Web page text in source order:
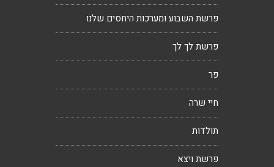
פרשת השבוע ומערכות היחסים שלנו
פרשת לך לך
פר
חיי שרה
תולדות
פרשת ויצא